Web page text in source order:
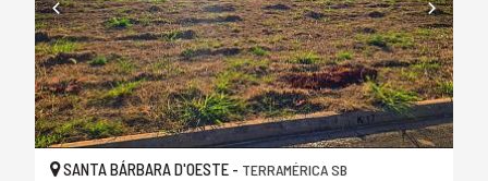
SANTA BÁRBARA D'OESTE - TERRAMÉRICA SB